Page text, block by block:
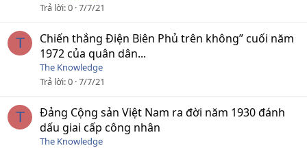
Trả lời 0 7/7/21
T
Chiến thắng Điện Biên Phủ trên không” cuối năm
1972 của quân dân...
The Knowledge
Trả lời 0 7/7/21
T
Đảng Cộng sản Việt Nam ra đời năm 1930 đánh
dấu giai cấp công nhân
The Knowledge